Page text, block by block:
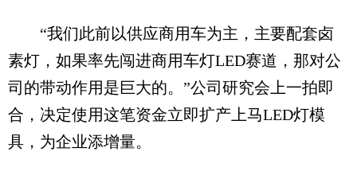
“我们此前以供应商用车为主，主要配套卤
素灯，如果率先闯进商用车灯LED赛道，那对公
司的带动作用是巨大的。”公司研究会上一拍即
合，决定使用这笔资金立即扩产上马LED灯模
具，为企业添增量。